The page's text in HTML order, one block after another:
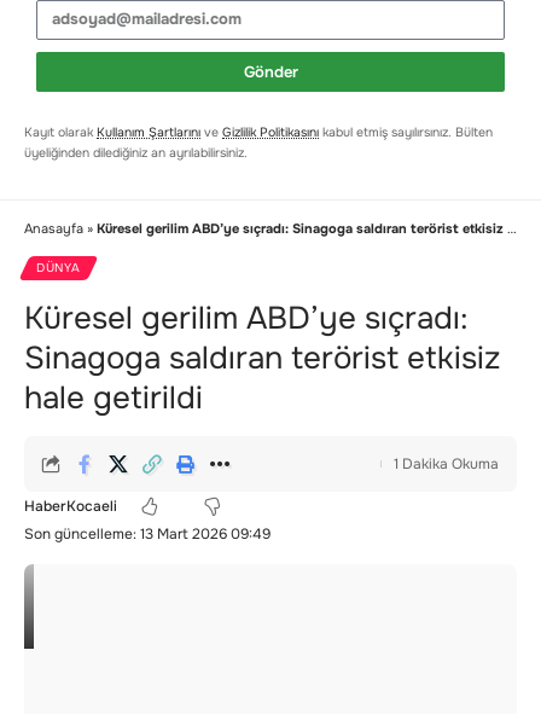
Gönder
Kayıt olarak Kullanım Şartlarını ve Gizlilik Politikasını kabul etmiş sayılırsınız. Bülten
üyeliğinden dilediğiniz an ayrılabilirsiniz.
Anasayfa » Küresel gerilim ABD’ye sıçradı: Sinagoga saldıran terörist etkisiz hale getirildi
DÜNYA
Küresel gerilim ABD’ye sıçradı:
Sinagoga saldıran terörist etkisiz
hale getirildi
Son güncelleme: 13 Mart 2026 09:49
HaberKocaeli
1 Dakika Okuma